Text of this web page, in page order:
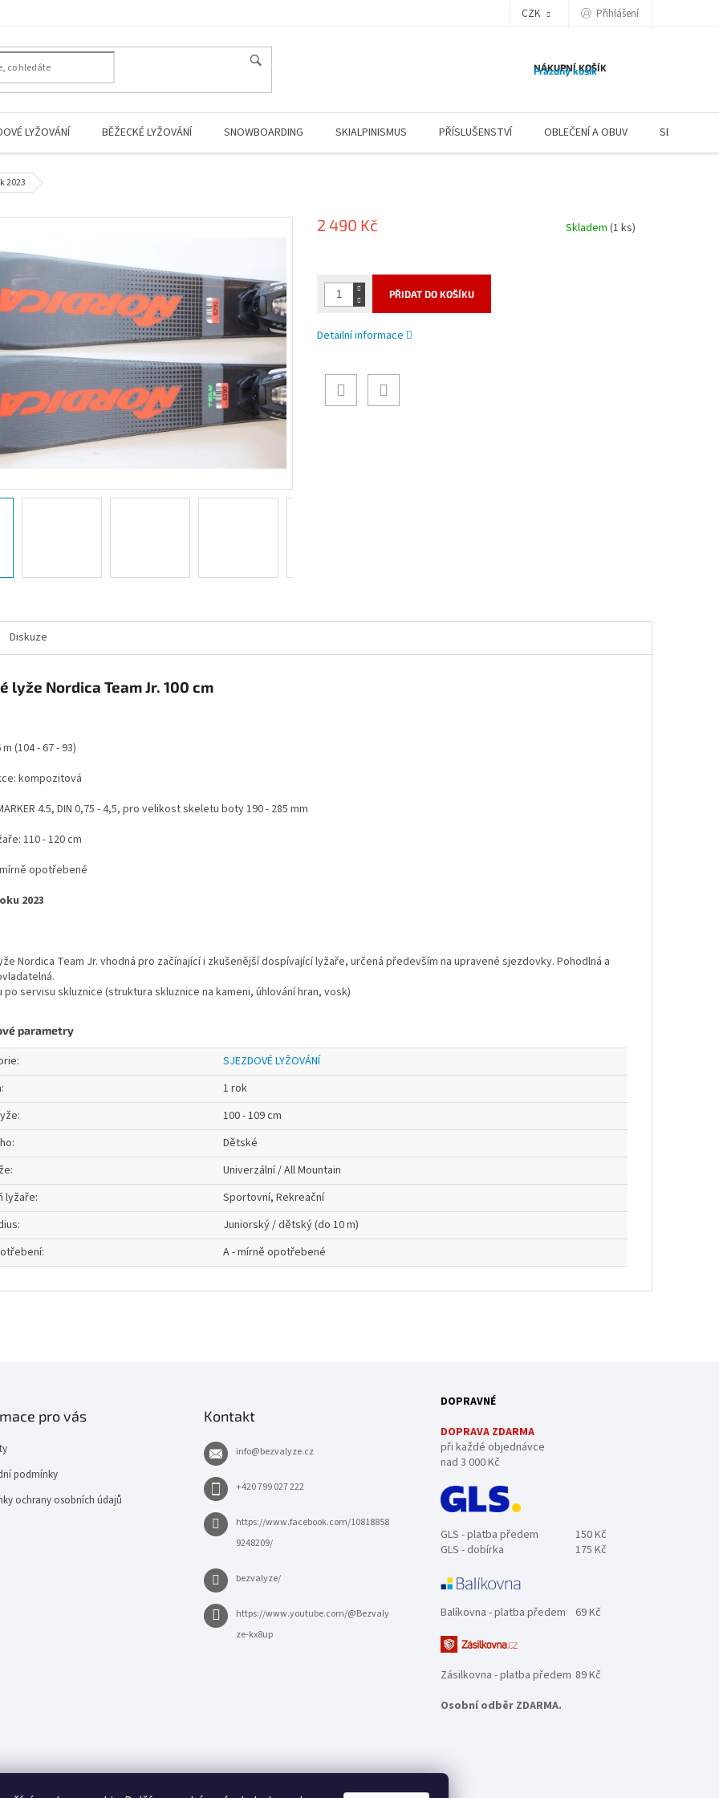
CZK Přihlášení
NÁKUPNÍ KOŠÍK
Prázdný košík
LYŽOVÁNÍ BĚŽECKÉ LYŽOVÁNÍ SNOWBOARDING SKIALPINISMUS PŘÍSLUŠENSTVÍ OBLEČENÍ A OBUV SERVIS
2023
2 490 Kč Skladem (1 ks)
PŘIDAT DO KOŠÍKU
Detailní informace
Diskuze
lyže Nordica Team Jr. 100 cm
(104 - 67 - 93)
kompozitová
4.5, DIN 0,75 - 4,5, pro velikost skeletu boty 190 - 285 mm
110 - 120 cm
opotřebené
2023
Nordica Team Jr. vhodná pro začínající i zkušenější dospívající lyžaře, určená především na upravené sjezdovky. Pohodlná a
po servisu skluznice (struktura skluznice na kameni, úhlování hran, vosk)
parametry
:
SJEZDOVÉ LYŽOVÁNÍ
:
1 rok
:
100 - 109 cm
:
Dětské
:
Univerzální / All Mountain
lyžaře:
Sportovní, Rekreační
:
Juniorský / dětský (do 10 m)
: A - mírně opotřebené
pro vás
podmínky
ochrany osobních údajů
Kontakt
info@bezvalyze.cz
+420 799 027 222
https://www.facebook.com/10818858
9248209/
bezvalyze/
https://www.youtube.com/@Bezvaly
ze-kx8up
DOPRAVNÉ
DOPRAVA ZDARMA
při každé objednávce
nad 3 000 Kč
GLS - platba předem
150 Kč
GLS - dobírka
175 Kč
Balíkovna - platba předem 69 Kč
Zásilkovna - platba předem 89 Kč
Osobní odběr ZDARMA.